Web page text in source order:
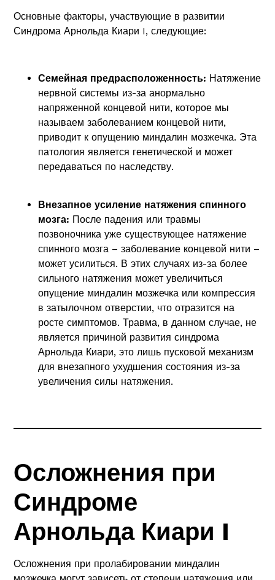
Основные факторы, участвующие в развитии
Синдрома Арнольда Киари I, следующие:
Семейная предрасположенность: Натяжение
нервной системы из-за анормально
напряженной концевой нити, которое мы
называем заболеванием концевой нити,
приводит к опущению миндалин мозжечка. Эта
патология является генетической и может
передаваться по наследству.
Внезапное усиление натяжения спинного
мозга: После падения или травмы
позвоночника уже существующее натяжение
спинного мозга – заболевание концевой нити –
может усилиться. В этих случаях из-за более
сильного натяжения может увеличиться
опущение миндалин мозжечка или компрессия
в затылочном отверстии, что отразится на
росте симптомов. Травма, в данном случае, не
является причиной развития синдрома
Арнольда Киари, это лишь пусковой механизм
для внезапного ухудшения состояния из-за
увеличения силы натяжения.
Осложнения при
Синдроме
Арнольда Киари I
Осложнения при пролабировании миндалин